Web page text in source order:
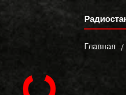
Главная